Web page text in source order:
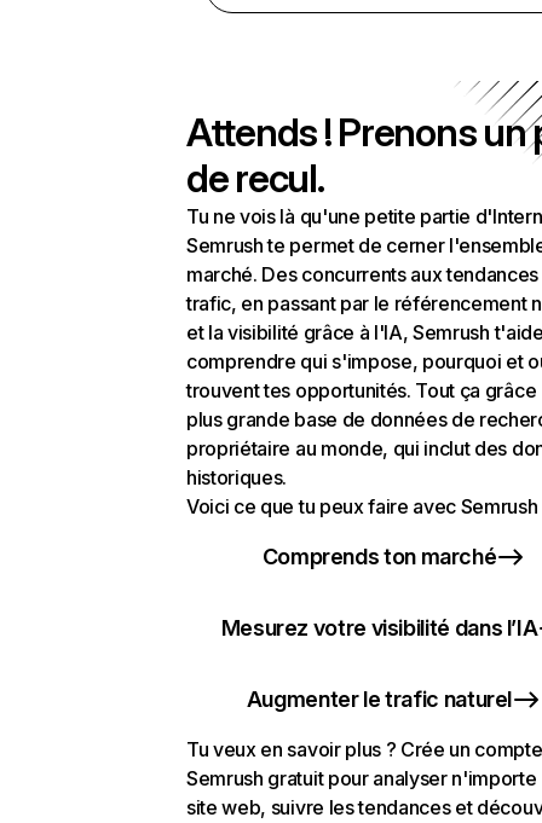
Attends ! Prenons un
de recul.
Tu ne vois là qu'une petite partie
Semrush te permet de cerner
marché. Des concurrents aux
trafic, en passant par le référencement
et la visibilité grâce à l'IA, Semrush
comprendre qui s'impose, pourquoi et
trouvent tes opportunités. Tout ça grâce
plus grande base de données de
propriétaire au monde, qui inclut des
historiques.
Voici ce que tu peux faire avec Semrush
Comprends ton marché
Mesurez votre visibilité dans l’IA
Augmenter le trafic naturel
Tu veux en savoir plus ? Crée un compte
Semrush gratuit pour analyser n'importe
site web, suivre les tendances et